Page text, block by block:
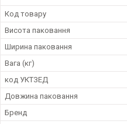
Код товару
Висота паковання
Ширина паковання
Вага (кг)
код УКТЗЕД
Довжина паковання
Бренд